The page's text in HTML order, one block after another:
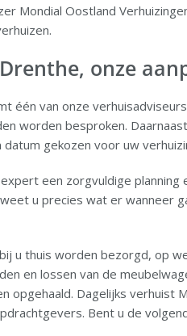
Mondial Oostland
onze
één van onze
worden besproken.
gekozen voor uw
een zorgvuldige planning
u precies wat er wanneer
u thuis worden bezorgd, op
en lossen van de
opgehaald. Dagelijks verhuist
Bent u de